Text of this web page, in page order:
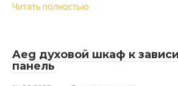
Читать полностью
Aeg духовой шкаф к
панель